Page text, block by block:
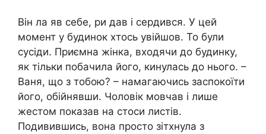
Він ла яв себе, ри дав і сердився. У цей
момент у будинок хтось увійшов. То були
сусіди. Приємна жінка, входячи до будинку,
як тільки побачила його, кинулась до нього. –
Ваня, що з тобою? – намагаючись заспокоїти
його, обійнявши. Чоловік мовчав і лише
жестом показав на стоси листів.
Подивившись, вона просто зітхнула з